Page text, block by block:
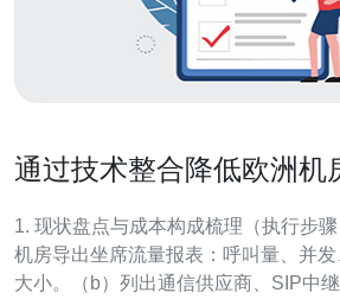
通过技术整合降低欧洲机
1. 现状盘点与成本构成梳理（执行步
机房导出坐席流量报表：呼叫量、并
大小。（b）列出通信供应商、SIP中